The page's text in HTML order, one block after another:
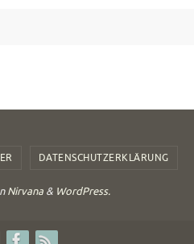
DATENSCHUTZERKLÄRUNG
Nirvana& WordPress.